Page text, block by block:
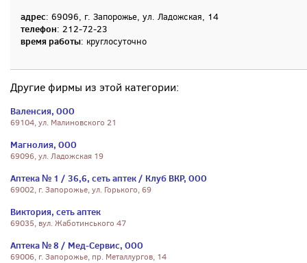
адрес: 69096, г. Запорожье, ул. Ладожская, 14
телефон: 212-72-23
время работы: круглосуточно
Другие фирмы из этой категории:
Валенсия, ООО
69104, ул. Малиновского 21
Магнолия, ООО
69096, ул. Ладожская 19
Аптека № 1 / 36,6, сеть аптек / Клуб ВКР, ООО
69002, г. Запорожье, ул. Горького, 69
Виктория, сеть аптек
69035, вул. Жаботинського 47
Аптека № 8 / Мед-Сервис, ООО
69006, г. Запорожье, пр. Металлургов, 14